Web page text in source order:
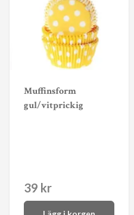
Muffinsform
gul/vitprickig
39 kr